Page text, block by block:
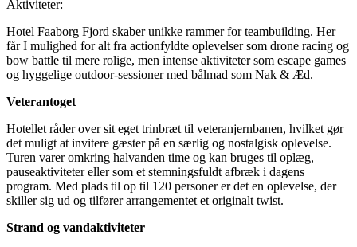
Aktiviteter:
Hotel Faaborg Fjord skaber unikke rammer for teambuilding. Her
får I mulighed for alt fra actionfyldte oplevelser som drone racing og
bow battle til mere rolige, men intense aktiviteter som escape games
og hyggelige outdoor-sessioner med bålmad som Nak & Æd.
Veterantoget
Hotellet råder over sit eget trinbræt til veteranjernbanen, hvilket gør
det muligt at invitere gæster på en særlig og nostalgisk oplevelse.
Turen varer omkring halvanden time og kan bruges til oplæg,
pauseaktiviteter eller som et stemningsfuldt afbræk i dagens
program. Med plads til op til 120 personer er det en oplevelse, der
skiller sig ud og tilfører arrangementet et originalt twist.
Strand og vandaktiviteter